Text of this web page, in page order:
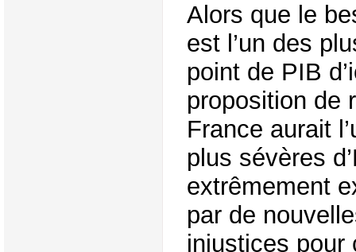
Alors que le
est l’un des
point de PIB
proposition de
France aurait
plus sévères
extrêmement
par de
injustices pour